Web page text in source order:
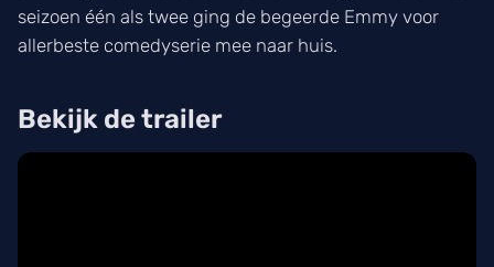
seizoen één als twee ging de begeerde Emmy voor
allerbeste comedyserie mee naar huis.
Bekijk de trailer